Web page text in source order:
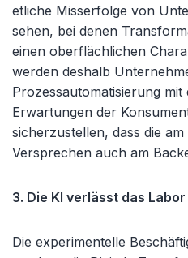
etliche Misserfolge von
sehen, bei denen
einen oberflächlichen
werden deshalb
Prozessautomatisierung
Erwartungen der
sicherzustellen, dass die
Versprechen auch am
3. Die KI verlässt das Labor
Die experimentelle